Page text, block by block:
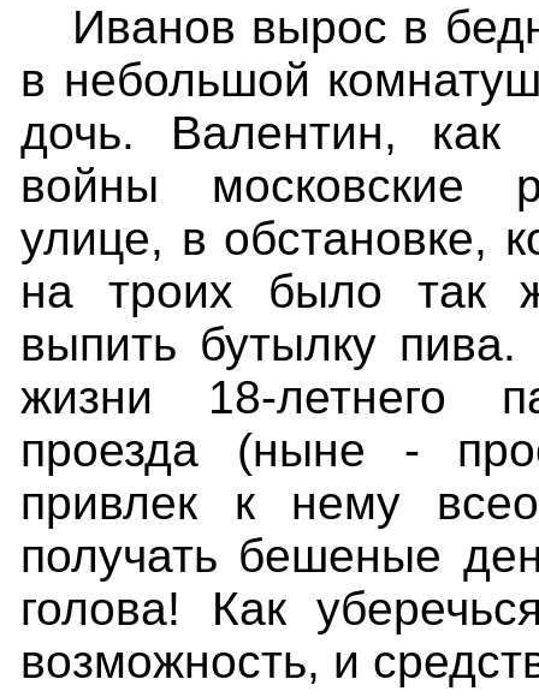
Иванов вырос в
в небольшой
дочь. Валентин,
войны московские
улице, в обстановке,
на троих было так
выпить бутылку
жизни 18-летнего
проезда (ныне -
привлек к нему
получать бешеные
голова! Как
возможность, и